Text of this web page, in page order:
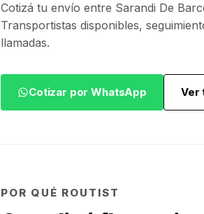
Cotizá tu envío entre Sarandi De
Transportistas disponibles,
llamadas.
Cotizar por WhatsApp Ver
POR QUÉ ROUTIST